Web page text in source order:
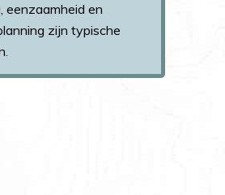
eenzaamheid en
zijn typische